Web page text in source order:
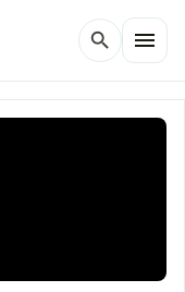
search menu